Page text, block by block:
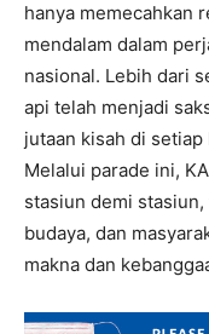
hanya memecahkan
mendalam dalam
nasional. Lebih dari
api telah menjadi
jutaan kisah di
Melalui parade ini,
stasiun demi
budaya, dan
makna dan